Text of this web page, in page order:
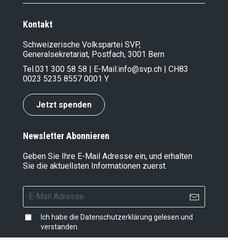
Kontakt
Schweizerische Volkspartei SVP,
Generalsekretariat, Postfach, 3001 Bern
Tel.031 300 58 58 | E-Mail:info@svp.ch | CH83
0023 5235 8557 0001 Y
Jetzt spenden
Newsletter Abonnieren
Geben Sie Ihre E-Mail Adresse ein, und erhalten
Sie die aktuellsten Informationen zuerst.
Ich habe die Datenschutzerklärung gelesen und
verstanden.